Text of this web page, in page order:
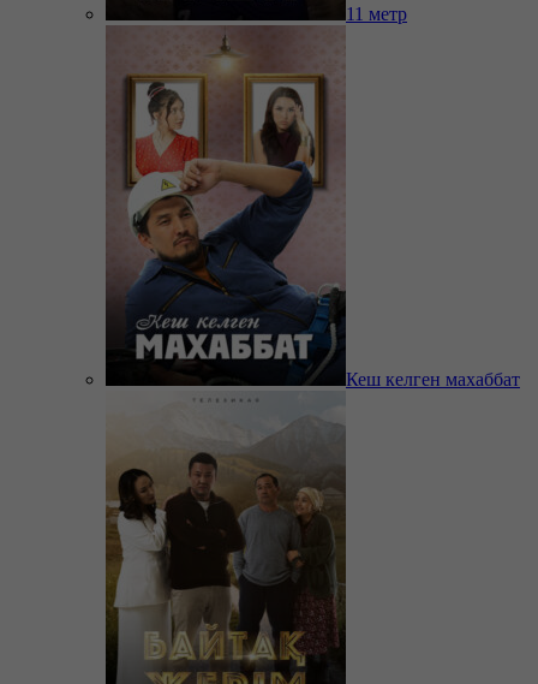
11 метр
Кеш келген махаббат